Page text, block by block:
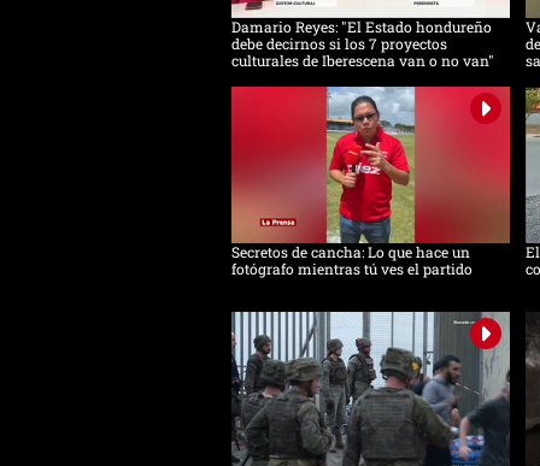
Damario Reyes: "El Estado hondureño
debe decirnos si los 7 proyectos
culturales de Iberescena van o no van"
Secretos de cancha: Lo que hace un
fotógrafo mientras tú ves el partido